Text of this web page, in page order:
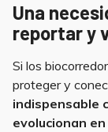
Una
reportar y
Si los
proteger y
indispensable
evolucionan